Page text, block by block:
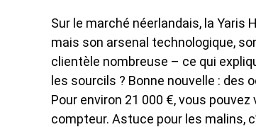
Sur le marché néerlandais, la Yaris
mais son arsenal technologique,
clientèle nombreuse – ce qui
les sourcils ? Bonne nouvelle : des
Pour environ 21 000 €, vous
compteur. Astuce pour les malins,